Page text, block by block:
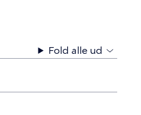
Fold alle ud